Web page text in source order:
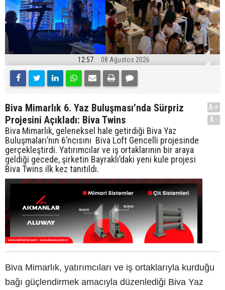
12:57 08 Ağustos 2026
Biva Mimarlık 6. Yaz Buluşması’nda Sürpriz
Projesini Açıkladı: Biva Twins
Biva Mimarlık, geleneksel hale getirdiği Biva Yaz
Buluşmaları’nın 6’ncısını Biva Loft Gencelli projesinde
gerçekleştirdi. Yatırımcılar ve iş ortaklarının bir araya
geldiği gecede, şirketin Bayraklı’daki yeni kule projesi
Biva Twins ilk kez tanıtıldı.
A+
A-
Biva Mimarlık, yatırımcıları ve iş ortaklarıyla kurduğu
bağı güçlendirmek amacıyla düzenlediği Biva Yaz